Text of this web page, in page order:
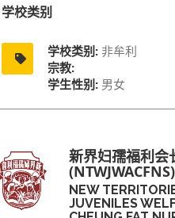
学校类别
学校类别: 非牟利
宗教:
学生性别: 男女
新界妇孺福利会
(NTWJWACFNS)
NEW
JUVENILES